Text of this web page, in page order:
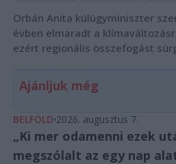
Orbán Anita külügyminiszter
évben elmaradt a
ezért regionális összefogást
Ajánljuk még
BELFÖLD 2026. augusztus 7.
„Ki mer odamenni ezek
megszólalt az egy nap